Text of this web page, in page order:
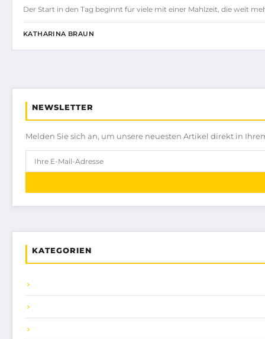
Der Start in den Tag beginnt für viele mit einer Mahlzeit, die weit
KATHARINA BRAUN
NEWSLETTER
Melden Sie sich an, um unsere neuesten Artikel direkt in
KATEGORIEN